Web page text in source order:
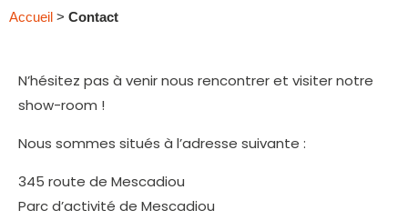
Accueil > Contact
N’hésitez pas à venir nous rencontrer et visiter notre
show-room !
Nous sommes situés à l’adresse suivante :
345 route de Mescadiou
Parc d’activité de Mescadiou